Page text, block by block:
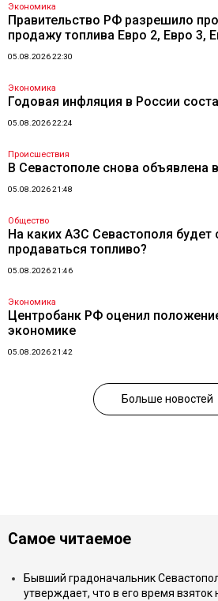
Экономика
Правительство РФ разрешило
продажу топлива Евро 2, Евро 3,
05.08.2026 22:30
Экономика
Годовая инфляция в России
05.08.2026 22:24
Происшествия
В Севастополе снова объявлена
05.08.2026 21:48
Общество
На каких АЗС Севастополя будет
продаваться топливо?
05.08.2026 21:46
Экономика
Центробанк РФ оценил
экономике
05.08.2026 21:42
Больше новостей
Самое читаемое
Бывший градоначальник
утверждает, что в его время взяток